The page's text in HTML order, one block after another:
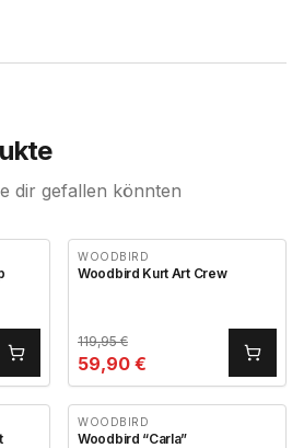
dir gefallen könnten
WOODBIRD
Woodbird Kurt Art Crew
119,95€
59,90 €
WOODBIRD
Woodbird “Carla”